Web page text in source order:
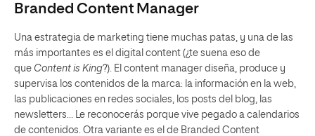
Branded Content Manager
Una estrategia de marketing tiene muchas patas, y una de las
más importantes es el digital content (¿te suena eso de
que Content is King?). El content manager diseña, produce y
supervisa los contenidos de la marca: la información en la web,
las publicaciones en redes sociales, los posts del blog, las
newsletters… Le reconocerás porque vive pegado a calendarios
de contenidos. Otra variante es el de Branded Content